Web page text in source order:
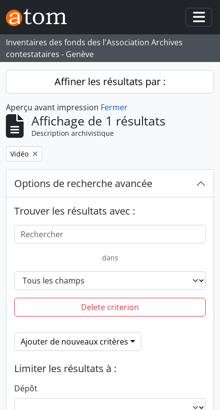
Skip to main content
Inventaires des fonds des l'Association Archives
contestataires - Genève
Affiner les résultats par :
Aperçu avant impression Fermer
Affichage de 1 résultats
Description archivistique
Remove filter:
Vidéo
Options de recherche avancée
Trouver les résultats avec :
dans
Delete criterion
Ajouter de nouveaux critères
Limiter les résultats à :
Dépôt